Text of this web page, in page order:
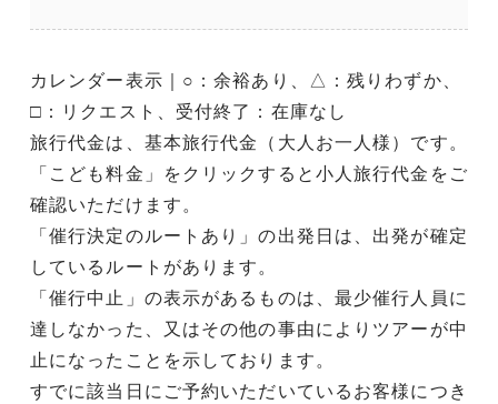
カレンダー表示｜○：余裕あり、△：残りわずか、
□：リクエスト、受付終了：在庫なし
旅行代金は、基本旅行代金（大人お一人様）です。
「こども料金」をクリックすると小人旅行代金をご
確認いただけます。
「催行決定のルートあり」の出発日は、出発が確定
しているルートがあります。
「催行中止」の表示があるものは、最少催行人員に
達しなかった、又はその他の事由によりツアーが中
止になったことを示しております。
すでに該当日にご予約いただいているお客様につき